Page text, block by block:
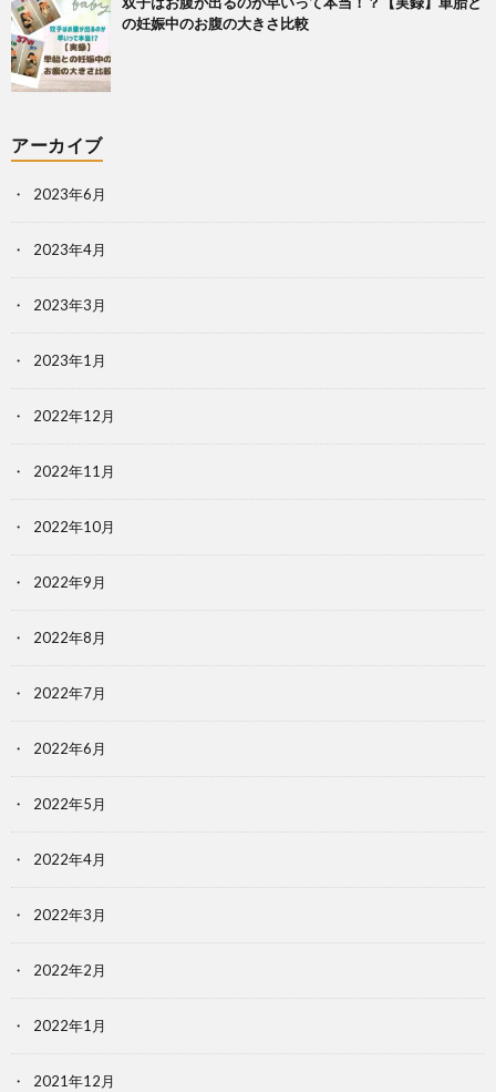
の妊娠中のお腹の大きさ比較
アーカイブ
2023年6月
2023年4月
2023年3月
2023年1月
2022年12月
2022年11月
2022年10月
2022年9月
2022年8月
2022年7月
2022年6月
2022年5月
2022年4月
2022年3月
2022年2月
2022年1月
2021年12月